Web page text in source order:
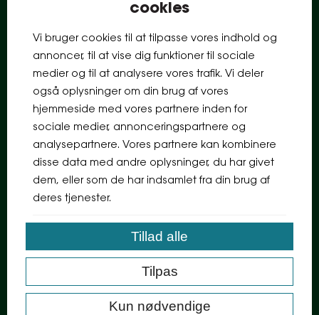
Information
Ret cookie-samtykke
Forretningsbetingelser
- - - - -
Se dagens udvalg og gode tilbud m.m.
cookies
Vi bruger cookies til at tilpasse vores indhold og
annoncer, til at vise dig funktioner til sociale
medier og til at analysere vores trafik. Vi deler
også oplysninger om din brug af vores
hjemmeside med vores partnere inden for
sociale medier, annonceringspartnere og
analysepartnere. Vores partnere kan kombinere
disse data med andre oplysninger, du har givet
dem, eller som de har indsamlet fra din brug af
deres tjenester.
Kun nødvendige
Tilpas
Tillad alle